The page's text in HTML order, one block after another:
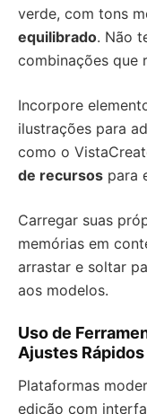
verde, com tons
equilibrado. Não
combinações que
Incorpore
ilustrações para
como o
de recursos para
Carregar suas
memórias em
arrastar e soltar
aos modelos.
Uso de
Ajustes Rápidos
Plataformas
edição com